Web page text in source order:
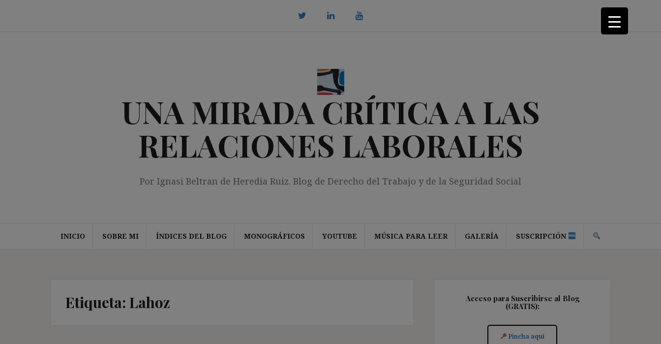
UNA MIRADA CRÍTICA A LAS
RELACIONES LABORALES
Por Ignasi Beltran de Heredia Ruiz. Blog de Derecho del Trabajo y de la Seguridad Social
INICIO SOBRE MI ÍNDICES DEL BLOG MONOGRÁFICOS YOUTUBE MÚSICA PARA LEER GALERÍA SUSCRIPCIÓN
Etiqueta: Lahoz
Acceso para Suscribirse al Blog
(GRATIS):
Pincha aquí